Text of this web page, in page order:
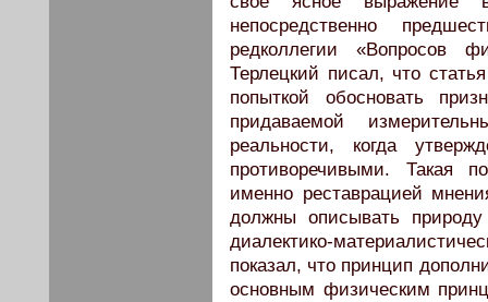
непосредственно
редколлегии «Вопросов
Терлецкий писал, что
попыткой обосновать
придаваемой
реальности, когда
противоречивыми. Такая
именно реставрацией
должны описывать
диалектико-
показал, что принцип
основным физическим